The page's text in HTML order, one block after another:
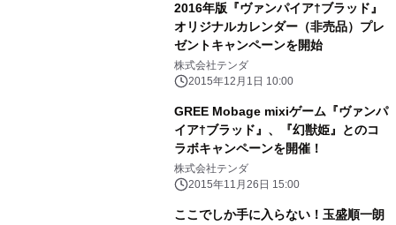
2016年版『ヴァンパイア†ブラッド』
オリジナルカレンダー（非売品）プレ
ゼントキャンペーンを開始
株式会社テンダ
2015年12月1日 10:00
GREE Mobage mixiゲーム『ヴァンパ
イア†ブラッド』、『幻獣姫』とのコ
ラボキャンペーンを開催！
株式会社テンダ
2015年11月26日 15:00
ここでしか手に入らない！玉盛順一朗